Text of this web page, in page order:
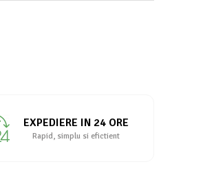
EXPEDIERE IN 24 ORE
Rapid, simplu si efictient